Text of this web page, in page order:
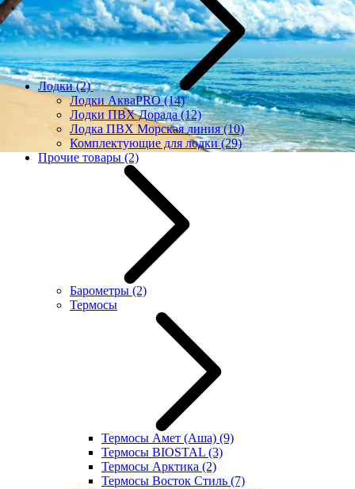
Лодки(2)
Лодки АкваPRO(14)
Лодки ПВХ Дорада(12)
Лодка ПВХ Морская линия(10)
Комплектующие для лодки(29)
Прочие товары (2)
Барометры (2)
Термосы
Термосы Амет (Аша) (9)
Термосы BIOSTAL (3)
Термосы Арктика (2)
Термосы Восток Стиль (7)